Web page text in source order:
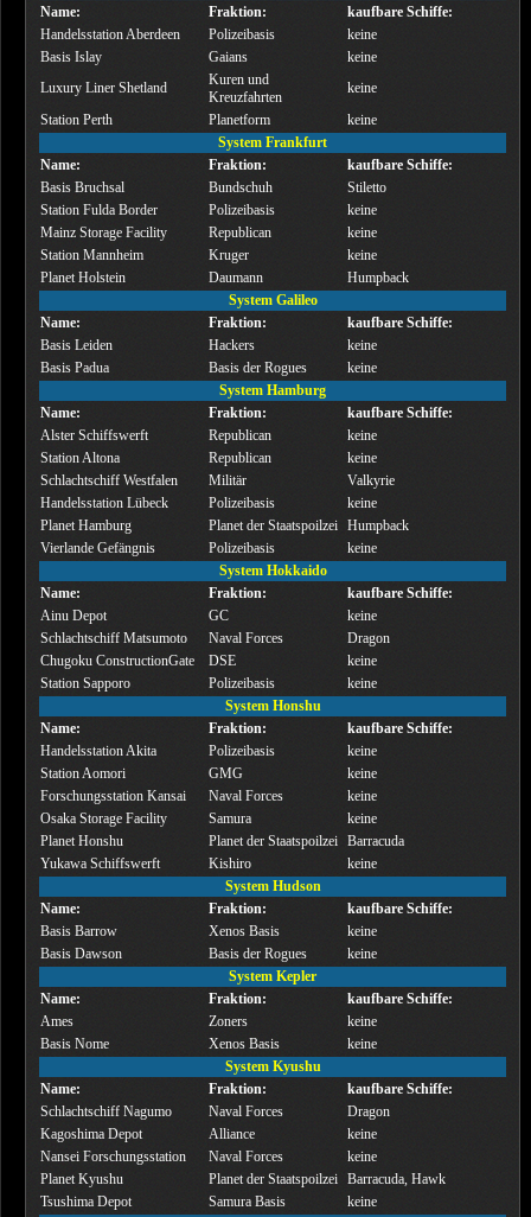
Name:
Fraktion:
kaufbare Schiffe:
Handelsstation Aberdeen
Polizeibasis
keine
Basis Islay
Gaians
keine
Luxury Liner Shetland
Kuren und
Kreuzfahrten
keine
Station Perth
Planetform
keine
System Frankfurt
Name:
Fraktion:
kaufbare Schiffe:
Basis Bruchsal
Bundschuh
Stiletto
Station Fulda Border
Polizeibasis
keine
Mainz Storage Facility
Republican
keine
Station Mannheim
Kruger
keine
Planet Holstein
Daumann
Humpback
System Galileo
Name:
Fraktion:
kaufbare Schiffe:
Basis Leiden
Hackers
keine
Basis Padua
Basis der Rogues
keine
System Hamburg
Name:
Fraktion:
kaufbare Schiffe:
Alster Schiffswerft
Republican
keine
Station Altona
Republican
keine
Schlachtschiff Westfalen
Militär
Valkyrie
Handelsstation Lübeck
Polizeibasis
keine
Planet Hamburg
Planet der Staatspoilzei Humpback
Vierlande Gefängnis
Polizeibasis
keine
System Hokkaido
Name:
Fraktion:
kaufbare Schiffe:
Ainu Depot
GC
keine
Schlachtschiff Matsumoto
Naval Forces
Dragon
Chugoku ConstructionGate
DSE
keine
Station Sapporo
Polizeibasis
keine
System Honshu
Name:
Fraktion:
kaufbare Schiffe:
Handelsstation Akita
Polizeibasis
keine
Station Aomori
GMG
keine
Forschungsstation Kansai
Naval Forces
keine
Osaka Storage Facility
Samura
keine
Planet Honshu
Planet der Staatspoilzei Barracuda
Yukawa Schiffswerft
Kishiro
keine
System Hudson
Name:
Fraktion:
kaufbare Schiffe:
Basis Barrow
Xenos Basis
keine
Basis Dawson
Basis der Rogues
keine
System Kepler
Name:
Fraktion:
kaufbare Schiffe:
Ames
Zoners
keine
Basis Nome
Xenos Basis
keine
System Kyushu
Name:
Fraktion:
kaufbare Schiffe:
Schlachtschiff Nagumo
Naval Forces
Dragon
Kagoshima Depot
Alliance
keine
Nansei Forschungsstation
Naval Forces
keine
Planet Kyushu
Planet der Staatspoilzei Barracuda, Hawk
Tsushima Depot
Samura Basis
keine